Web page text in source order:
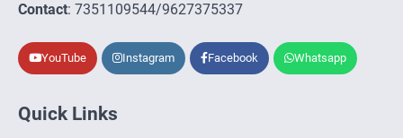
Contact: 7351109544/9627375337
YouTube Instagram Facebook Whatsapp
Quick Links